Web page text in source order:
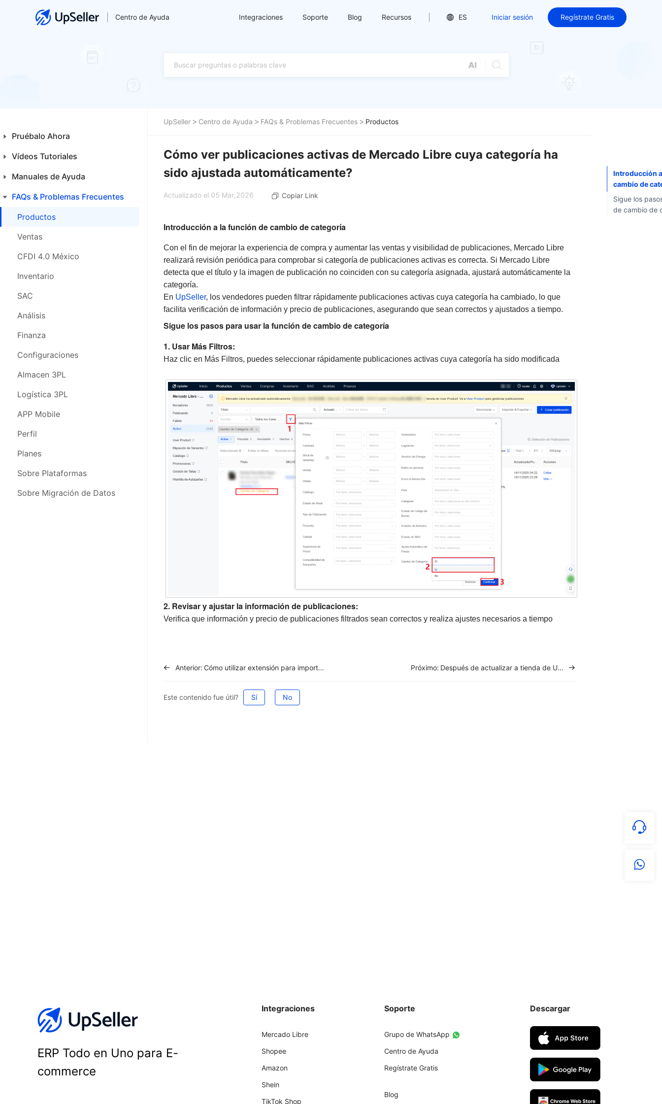
Centro de Ayuda Integraciones Soporte Blog Recursos ES Iniciar sesión Regístrate Gratis
Pruébalo Ahora
Guía para Principiantes
Primeros Pasos
Funcionalidades Especiales
Vídeos Tutoriales
Inicio
Productos
Ventas
CFDI 4.0 México
Compras
Inventario
SAC
Análisis
Finanza
Configuraciones
Almacén 3PL
Logística 3PL
APP Movil
Webinars
FAQs & Problemas Frecuentes
Manuales de Ayuda
Inicio
Productos
Ventas
CFDI 4.0 México
Compra
Inventario
SAC
Análisis
Finanza
Configuraciones
Almacén 3PL
Logística 3PL
APP Mobile
Configuración de Cuenta
Novedades y Actualizaciones
FAQs & Problemas Frecuentes
Productos
Ventas
CFDI 4.0 México
Inventario
SAC
Análisis
Finanza
Configuraciones
Almacen 3PL
Logística 3PL
APP Mobile
Perfil
Planes
Sobre Plataformas
Sobre Migración de Datos
UpSeller Centro de Ayuda FAQs & Problemas Frecuentes Productos
Cómo ver publicaciones activas de Mercado Libre cuya categoría ha
sido ajustada automáticamente?
Actualizado el 05 Mar,2026 Copiar Link
Introducción a la función de cambio de categoría
Con el fin de mejorar la experiencia de compra y aumentar las ventas y visibilidad de publicaciones, Mercado Libre
realizará revisión periódica para comprobar si categoría de publicaciones activas es correcta. Si Mercado Libre
detecta que el título y la imagen de publicación no coinciden con su categoría asignada, ajustará automáticamente la
categoría.
En UpSeller, los vendedores pueden filtrar rápidamente publicaciones activas cuya categoría ha cambiado, lo que
facilita verificación de información y precio de publicaciones, asegurando que sean correctos y ajustados a tiempo.
Sigue los pasos para usar la función de cambio de categoría
1. Usar Más Filtros:
Haz clic en Más Filtros, puedes seleccionar rápidamente publicaciones activas cuya categoría ha sido modificada
2. Revisar y ajustar la información de publicaciones:
Verifica que información y precio de publicaciones filtrados sean correctos y realiza ajustes necesarios a tiempo
Anterior: Cómo utilizar extensión para importar publicaciones en TikTok Shop? Próximo: Después de actualizar a tienda de User Product, cómo migrar publicaciones de Borradores o Fallido a User Product?
Este contenido fue útil? Sí No
Introducción
cambio de
Sigue los
de cambio de
ERP Todo en Uno para E-
commerce
Integraciones
Mercado Libre
Shopee
Amazon
Shein
TikTok Shop
Soporte
Grupo de WhatsApp
Centro de Ayuda
Regístrate Gratis
Blog
Descargar